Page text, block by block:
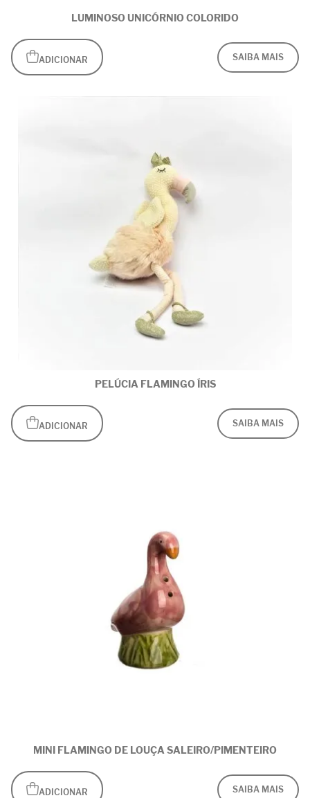
LUMINOSO UNICÓRNIO COLORIDO
ADICIONAR SAIBA MAIS
PELÚCIA FLAMINGO ÍRIS
ADICIONAR SAIBA MAIS
MINI FLAMINGO DE LOUÇA SALEIRO/PIMENTEIRO
ADICIONAR SAIBA MAIS